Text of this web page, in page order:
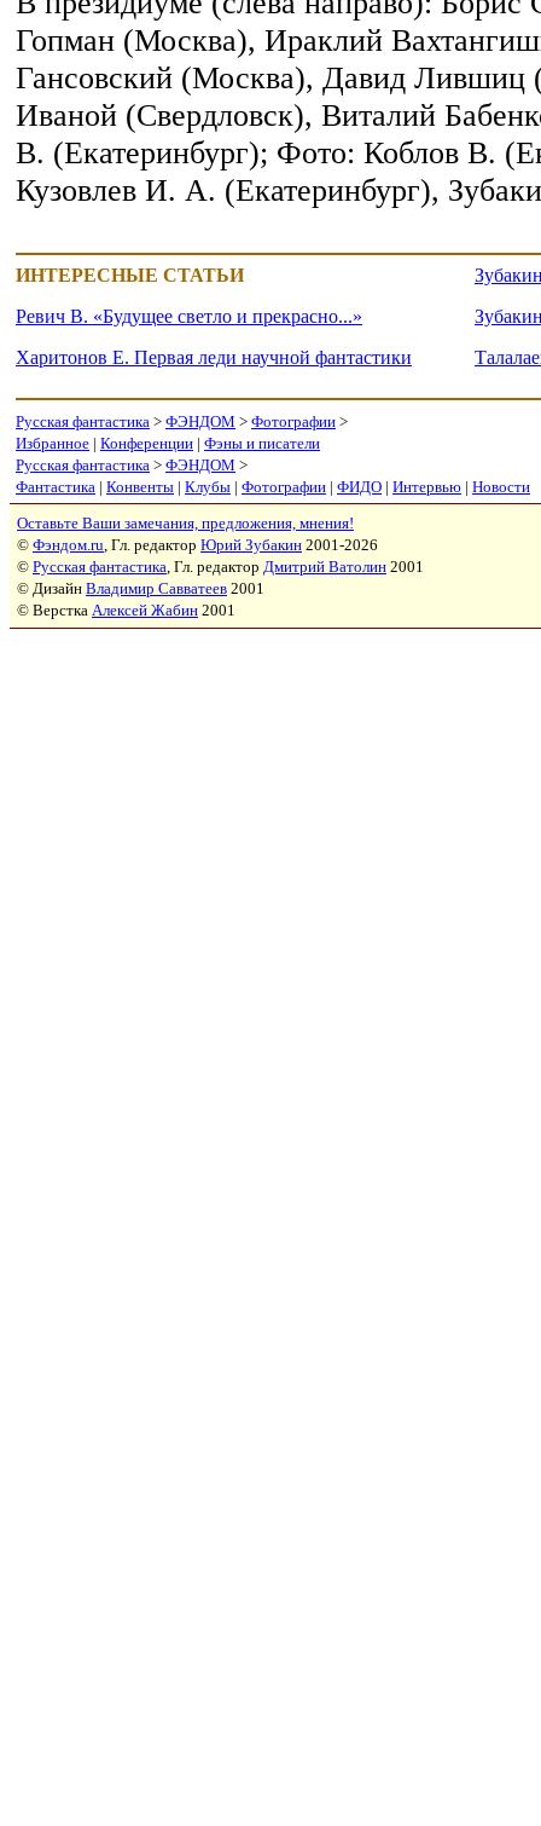
Гопман (Москва), Ираклий
Гансовский (Москва), Давид Лившиц
Иваной (Свердловск), Виталий
В. (Екатеринбург); Фото: Коблов В.
Кузовлев И. А. (Екатеринбург),
ИНТЕРЕСНЫЕ СТАТЬИ
Ревич В. «Будущее светло и прекрасно...»
Харитонов Е. Первая леди научной фантастики
Русская фантастика > ФЭНДОМ > Фотографии >
Избранное | Конференции | Фэны и писатели
Русская фантастика > ФЭНДОМ >
Фантастика | Конвенты | Клубы | Фотографии | ФИДО | Интервью | Новости
Оставьте Ваши замечания, предложения, мнения!
© Фэндом.ru, Гл. редактор Юрий Зубакин 2001-2026
© Русская фантастика, Гл. редактор Дмитрий Ватолин 2001
© Дизайн Владимир Савватеев 2001
© Верстка Алексей Жабин 2001